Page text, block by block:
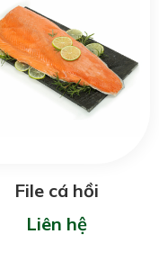
File cá hồi
Liên hệ